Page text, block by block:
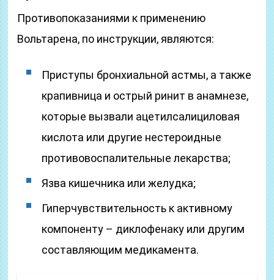
Противопоказаниями к применению
Вольтарена, по инструкции, являются:
Приступы бронхиальной астмы, а также
крапивница и острый ринит в анамнезе,
которые вызвали ацетилсалициловая
кислота или другие нестероидные
противовоспалительные лекарства;
Язва кишечника или желудка;
Гиперчувствительность к активному
компоненту – диклофенаку или другим
составляющим медикамента.